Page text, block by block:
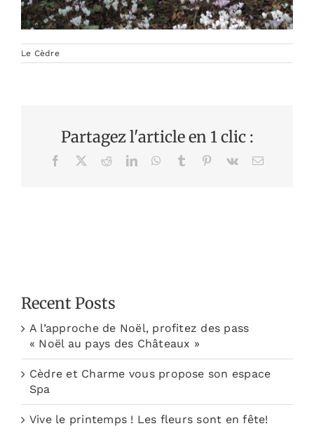
Le Cèdre
Partagez l'article en 1 clic :
Facebook RedditLinkedInWhatsApp
Tumblr Pinterest
Vk Email
Recent Posts
A l’approche de Noël, profitez des pass
« Noël au pays des Châteaux »
Cèdre et Charme vous propose son espace
Spa
Vive le printemps ! Les fleurs sont en fête!